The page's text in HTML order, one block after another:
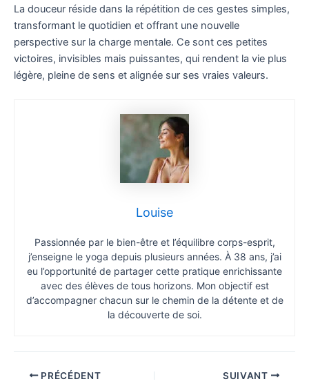
La douceur réside dans la répétition de ces gestes simples,
transformant le quotidien et offrant une nouvelle
perspective sur la charge mentale. Ce sont ces petites
victoires, invisibles mais puissantes, qui rendent la vie plus
légère, pleine de sens et alignée sur ses vraies valeurs.
Louise
Passionnée par le bien-être et l’équilibre corps-esprit,
j’enseigne le yoga depuis plusieurs années. À 38 ans, j’ai
eu l’opportunité de partager cette pratique enrichissante
avec des élèves de tous horizons. Mon objectif est
d’accompagner chacun sur le chemin de la détente et de
la découverte de soi.
PRÉCÉDENT SUIVANT